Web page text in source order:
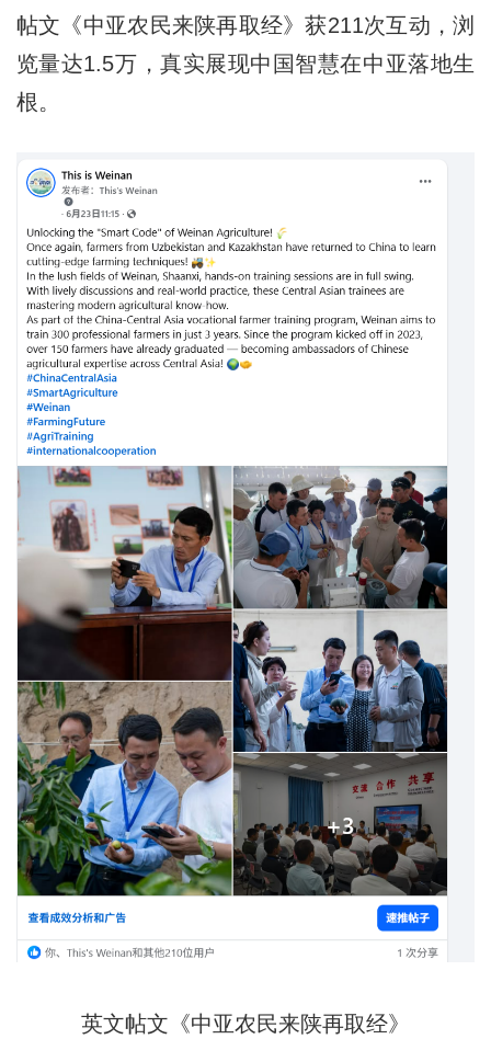
帖文《中亚农民来陕再取经》获211次互动，浏
览量达1.5万，真实展现中国智慧在中亚落地生
根。
英文帖文《中亚农民来陕再取经》